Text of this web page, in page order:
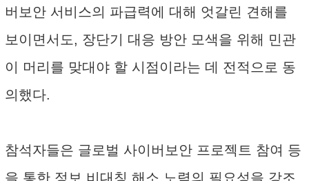
버보안 서비스의 파급력에 대해 엇갈린 견해를
보이면서도, 장단기 대응 방안 모색을 위해 민관
이 머리를 맞대야 할 시점이라는 데 전적으로 동
의했다.
참석자들은 글로벌 사이버보안 프로젝트 참여 등
을 통한 정보 비대칭 해소 노력의 필요성을 강조